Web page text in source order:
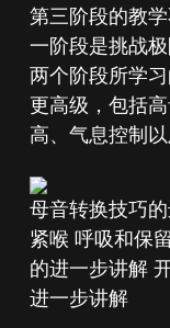
第三阶段的教
一阶段是挑战
两个阶段所学
更高级，包括
高、气息控制以
母音转换技巧
紧喉 呼吸和保
的进一步讲解
进一步讲解